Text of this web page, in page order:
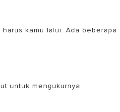
kamu lalui. Ada beberapa
untuk mengukurnya.